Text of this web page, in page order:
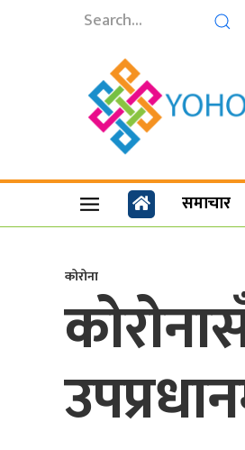
समाचार
कोरोना